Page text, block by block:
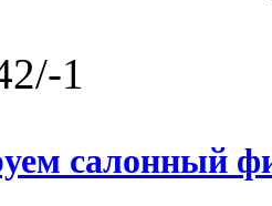
1
салонный